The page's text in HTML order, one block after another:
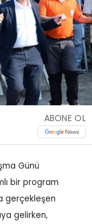
ABONE OL
Günü
bir program
gerçekleşen
gelirken,